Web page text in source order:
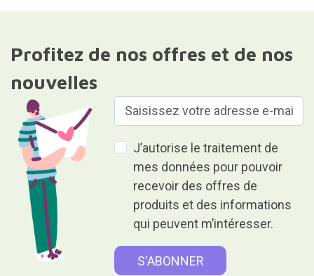
Profitez de nos offres et de nos
nouvelles
J’autorise le traitement de
mes données pour pouvoir
recevoir des offres de
produits et des informations
qui peuvent m’intéresser.